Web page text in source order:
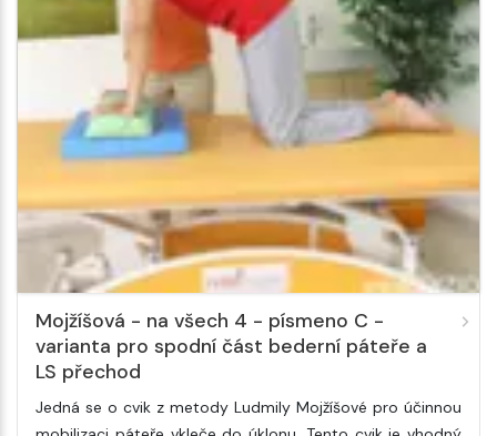
Mojžíšová - na všech 4 - písmeno C -
varianta pro spodní část bederní páteře a
LS přechod
Jedná se o cvik z metody Ludmily Mojžíšové pro účinnou